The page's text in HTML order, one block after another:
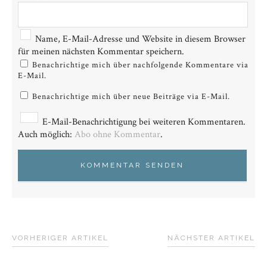
Name, E-Mail-Adresse und Website in diesem Browser
für meinen nächsten Kommentar speichern.
Benachrichtige mich über nachfolgende Kommentare via
E-Mail.
Benachrichtige mich über neue Beiträge via E-Mail.
E-Mail-Benachrichtigung bei weiteren Kommentaren.
Auch möglich: Abo ohne Kommentar.
NÄCHSTER ARTIKEL
VORHERIGER ARTIKEL